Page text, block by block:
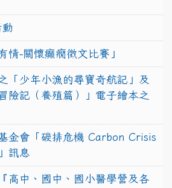
情-關懷癲癇徵文比賽」
「少年小漁的尋寶奇航記」及
險記（養殖篇）」電子繪本之
金會「碳排危機 Carbon Crisis
訊息
高中、國中、國小醫學營及各